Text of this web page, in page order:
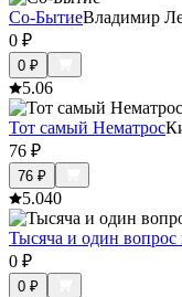
Со-БытиеВладимир
0 ₽
0 ₽
5.06
Тот самый Нематрос
76 ₽
76 ₽
5.040
Тысяча и один вопрос
0 ₽
0 ₽